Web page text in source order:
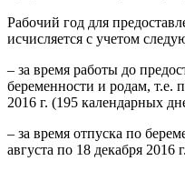
Рабочий год для
исчисляется с учетом
– за время работы до
беременности и родам, т.е.
2016 г. (195 календарных
– за время отпуска по
августа по 18 декабря 2016